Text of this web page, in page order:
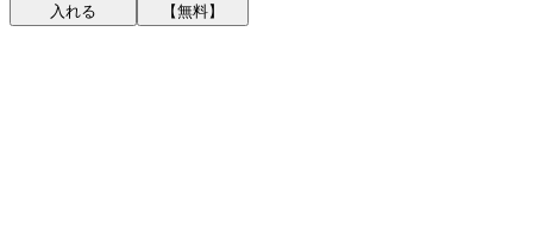
入れる
【無料】